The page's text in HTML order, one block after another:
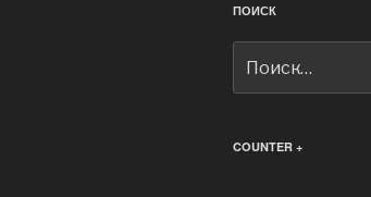
ПОИСК
COUNTER +